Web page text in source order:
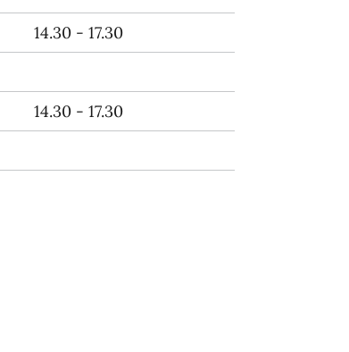
14.30 - 17.30
14.30 - 17.30